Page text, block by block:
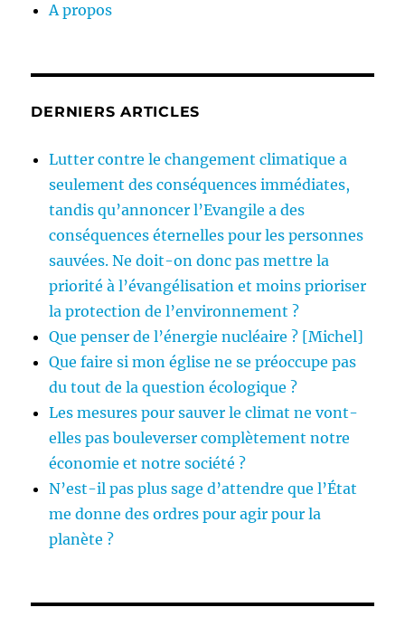
A propos
DERNIERS ARTICLES
Lutter contre le changement climatique a
seulement des conséquences immédiates,
tandis qu’annoncer l’Evangile a des
conséquences éternelles pour les personnes
sauvées. Ne doit-on donc pas mettre la
priorité à l’évangélisation et moins prioriser
la protection de l’environnement ?
Que penser de l’énergie nucléaire ? [Michel]
Que faire si mon église ne se préoccupe pas
du tout de la question écologique ?
Les mesures pour sauver le climat ne vont-
elles pas bouleverser complètement notre
économie et notre société ?
N’est-il pas plus sage d’attendre que l’État
me donne des ordres pour agir pour la
planète ?